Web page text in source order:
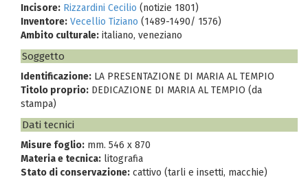
Incisore: Rizzardini Cecilio (notizie 1801)
Inventore: Vecellio Tiziano (1489-1490/ 1576)
Ambito culturale: italiano, veneziano
Soggetto
Identificazione: LA PRESENTAZIONE DI MARIA AL TEMPIO
Titolo proprio: DEDICAZIONE DI MARIA AL TEMPIO (da
stampa)
Dati tecnici
Misure foglio: mm. 546 x 870
Materia e tecnica: litografia
Stato di conservazione: cattivo (tarli e insetti, macchie)